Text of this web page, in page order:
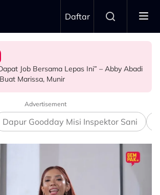
Daftar
Klinik, Syasya Rizal Terkejut Dikenali
Job Bersama Lepas Ini” – Abby Abadi
Marissa, Munir
Ikan Lumba-Lumba Enggan Tinggalkan
Mati
Sampai Tertidur Atas Pelamin
Advertisement
Dapur Goodday Misi Inspektor Sani